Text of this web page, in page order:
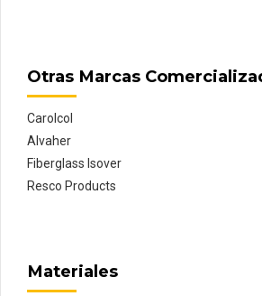
Otras Marcas
Carolcol
Alvaher
Fiberglass Isover
Resco Products
Materiales